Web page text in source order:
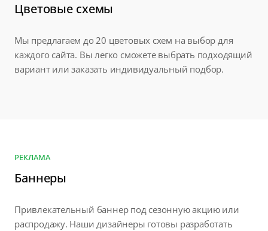
Цветовые схемы
Мы предлагаем до 20 цветовых схем на выбор для
каждого сайта. Вы легко сможете выбрать подходящий
вариант или заказать индивидуальный подбор.
РЕКЛАМА
Баннеры
Привлекательный баннер под сезонную акцию или
распродажу. Наши дизайнеры готовы разработать